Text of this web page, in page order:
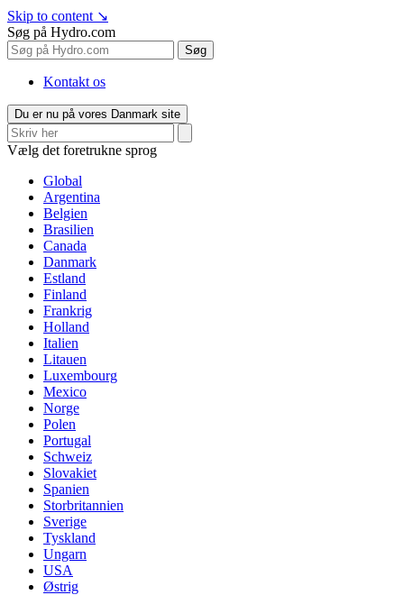
Skip to content ↘
Søg på Hydro.com
Søg
Kontakt os
Du er nu på vores Danmark site
Vælg det foretrukne sprog
Global
Argentina
Belgien
Brasilien
Canada
Danmark
Estland
Finland
Frankrig
Holland
Italien
Litauen
Luxembourg
Mexico
Norge
Polen
Portugal
Schweiz
Slovakiet
Spanien
Storbritannien
Sverige
Tyskland
Ungarn
USA
Østrig